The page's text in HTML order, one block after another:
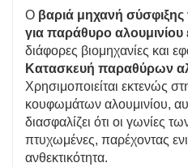
Ο βαριά μηχανή
για παράθυρο αλουμινίου
διάφορες βιομηχανίες και
Κατασκευή παραθύρων
Χρησιμοποιείται εκτενώς
κουφωμάτων αλουμινίου,
διασφαλίζει ότι οι γωνίες
πτυχωμένες, παρέχοντας
ανθεκτικότητα.